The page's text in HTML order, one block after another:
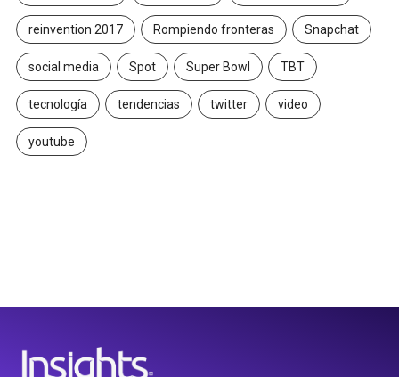
reinvention 2017 Rompiendo fronteras Snapchat
social media Spot Super Bowl TBT
tecnología tendencias twitter video
youtube